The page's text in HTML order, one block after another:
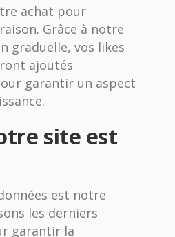
achat pour
Grâce à notre
graduelle, vos likes
ajoutés
garantir un aspect
site est
est notre
les derniers
garantir la